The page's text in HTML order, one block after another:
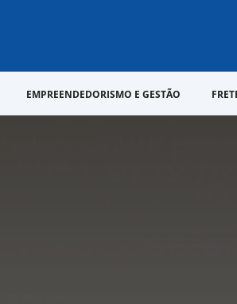
EMPREENDEDORISMO E GESTÃO